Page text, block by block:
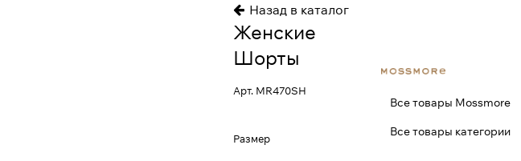
Назад в каталог
Женские
Шорты
Арт. MR470SH
Размер
Все товары Mossmore
Все товары категории